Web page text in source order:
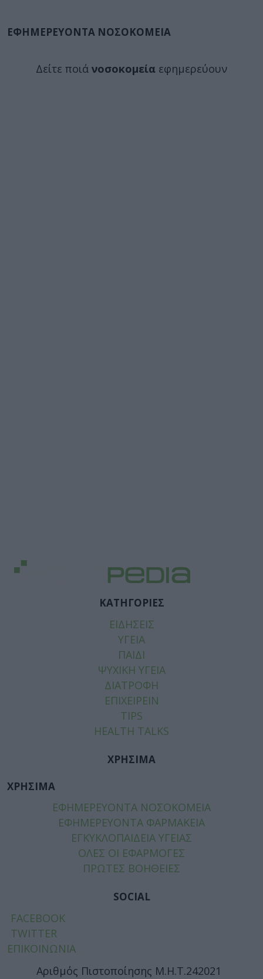
ΕΦΗΜΕΡΕΥΟΝΤΑ ΝΟΣΟΚΟΜΕΙΑ
Δείτε ποιά νοσοκομεία εφημερεύουν
ΚΑΤΗΓΟΡΙΕΣ
ΕΙΔΗΣΕΙΣ
ΥΓΕΙΑ
ΠΑΙΔΙ
ΨΥΧΙΚΗ ΥΓΕΙΑ
ΔΙΑΤΡΟΦΗ
ΕΠΙΧΕΙΡΕΙΝ
TIPS
HEALTH TALKS
ΧΡΗΣΙΜΑ
ΧΡΗΣΙΜΑ
ΕΦΗΜΕΡΕΥΟΝΤΑ ΝΟΣΟΚΟΜΕΙΑ
ΕΦΗΜΕΡΕΥΟΝΤΑ ΦΑΡΜΑΚΕΙΑ
ΕΓΚΥΚΛΟΠΑΙΔΕΙΑ ΥΓΕΙΑΣ
ΟΛΕΣ ΟΙ ΕΦΑΡΜΟΓΕΣ
ΠΡΩΤΕΣ ΒΟΗΘΕΙΕΣ
SOCIAL
FACEBOOK
TWITTER
ΕΠΙΚΟΙΝΩΝΙΑ
Αριθμός Πιστοποίησης Μ.Η.Τ.242021